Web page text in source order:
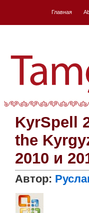
Главная
KyrSpell
the
2010 и
Автор: